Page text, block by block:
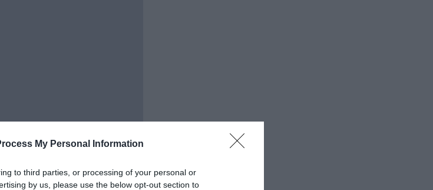
My Personal Information
to third parties, or processing of your personal or
by us, please use the below opt-out section to